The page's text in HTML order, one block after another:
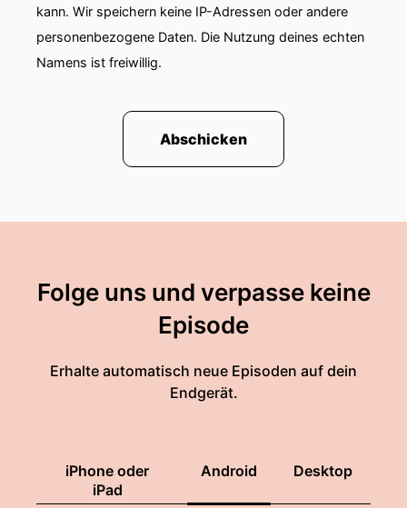
kann. Wir speichern keine IP-Adressen oder andere
personenbezogene Daten. Die Nutzung deines echten
Namens ist freiwillig.
Abschicken
Folge uns und verpasse keine
Episode
Erhalte automatisch neue Episoden auf dein
Endgerät.
iPhone oder
iPad
Android Desktop